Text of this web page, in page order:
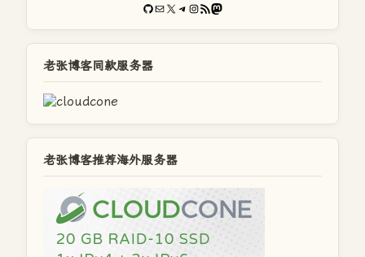
GitHub
电子邮件X Telegram
Instagram
RSS FeedMastodon
老张博客同款服务器
老张博客推荐海外服务器